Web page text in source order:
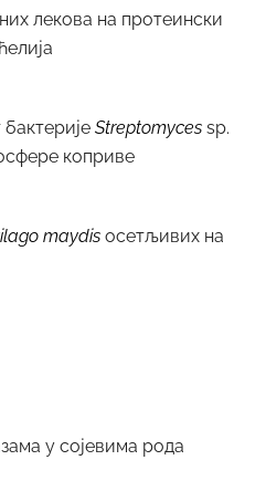
лекова на протеински
Streptomyces sp.
коприве
maydis осетљивих на
у сојевима рода